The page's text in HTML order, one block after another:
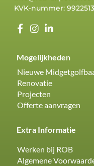
KVK-nummer:
Mogelijkheden
Nieuwe
Renovatie
Projecten
Offerte aanvragen
Extra Informatie
Werken bij ROB
Algemene